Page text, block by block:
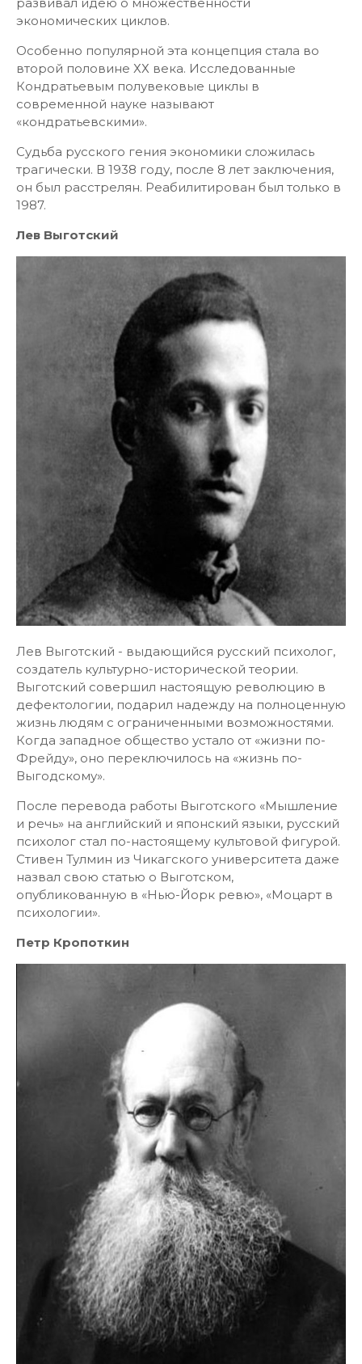
экономических циклов.
Особенно популярной эта концепция стала во
второй половине ХХ века. Исследованные
Кондратьевым полувековые циклы в
современной науке называют
«кондратьевскими».
Судьба русского гения экономики сложилась
трагически. В 1938 году, после 8 лет заключения,
он был расстрелян. Реабилитирован был только в
1987.
Лев Выготский
Лев Выготский - выдающийся русский психолог,
создатель культурно-исторической теории.
Выготский совершил настоящую революцию в
дефектологии, подарил надежду на полноценную
жизнь людям с ограниченными возможностями.
Когда западное общество устало от «жизни по-
Фрейду», оно переключилось на «жизнь по-
Выгодскому».
После перевода работы Выготского «Мышление
и речь» на английский и японский языки, русский
психолог стал по-настоящему культовой фигурой.
Стивен Тулмин из Чикагского университета даже
назвал свою статью о Выготском,
опубликованную в «Нью-Йорк ревю», «Моцарт в
психологии».
Петр Кропоткин